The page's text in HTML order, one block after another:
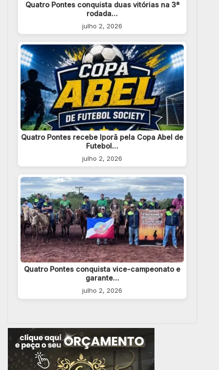
Quatro Pontes conquista duas vitórias na 3ª
rodada…
julho 2, 2026
Quatro Pontes recebe Iporã pela Copa Abel de
Futebol…
julho 2, 2026
Quatro Pontes conquista vice-campeonato e
garante…
julho 2, 2026